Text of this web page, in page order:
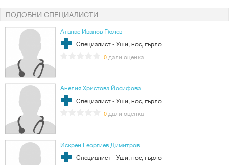
ПОДОБНИ СПЕЦИАЛИСТИ
Атанас Иванов Гюлев
Специалист - Уши, нос, гърло
0 дали оценка
Анелия Христова Йосифова
Специалист - Уши, нос, гърло
0 дали оценка
Искрен Георгиев Димитров
Специалист - Уши, нос, гърло